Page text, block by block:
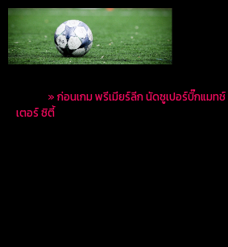
» ก่อนเกม พรีเมียร์ลีก นัดซูเปอร์บิ๊กแมทช์
เตอร์ ซิตี้